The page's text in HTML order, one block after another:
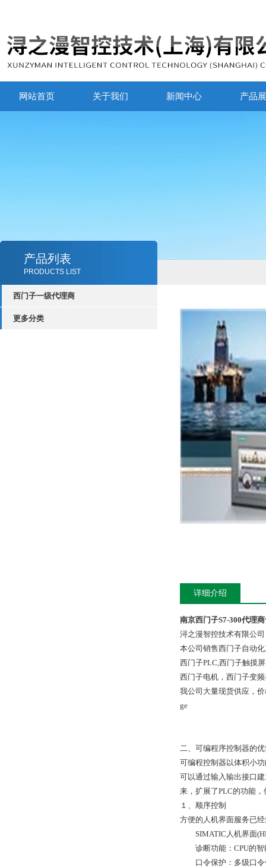
网站首页 关于我们 新闻中心 产品
产品列表
PRODUCTS LIST
西门子一级代理商
更多分类
详细介绍
南京西门子S7-300代理
浔之漫智控技术有限公
本公司销售西门子自动
西门子PLC,西门子触摸
西门子电机，西门子变
我公司大量现货供应，
ge
二、可编程序控制器的
可编程控制器以体积小
可以通过输入输出接口
来，扩展了PLC的功能
１、顺序控制
方便的人机界面服务已
SIMATIC人机界面
诊断功能：CPU的智
口令保护：多级口令